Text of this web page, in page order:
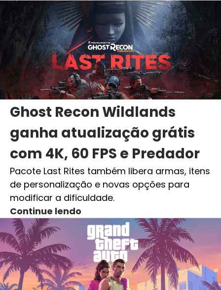
Ghost Recon Wildlands
ganha atualização grátis
com 4K, 60 FPS e Predador
Pacote Last Rites também libera armas, itens
de personalização e novas opções para
modificar a dificuldade.
Continue lendo